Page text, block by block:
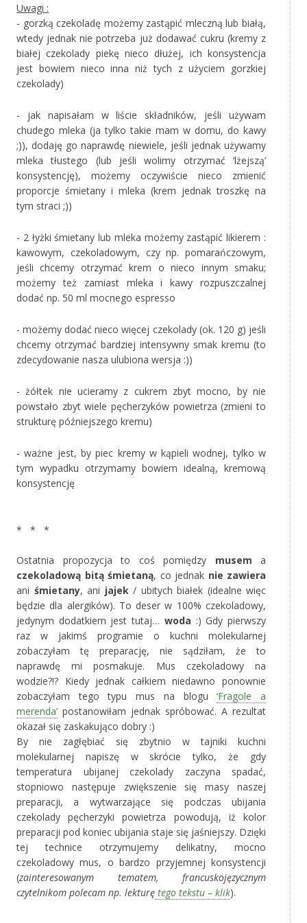
Uwagi :
- gorzką czekoladę możemy zastąpić mleczną lub białą,
wtedy jednak nie potrzeba już dodawać cukru (kremy z
białej czekolady piekę nieco dłużej, ich konsystencja
jest bowiem nieco inna niż tych z użyciem gorzkiej
czekolady)
- jak napisałam w liście składników, jeśli używam
chudego mleka (ja tylko takie mam w domu, do kawy
;)), dodaję go naprawdę niewiele, jeśli jednak używamy
mleka tłustego (lub jeśli wolimy otrzymać ‘lżejszą’
konsystencję), możemy oczywiście nieco zmienić
proporcje śmietany i mleka (krem jednak troszkę na
tym straci ;))
- 2 łyżki śmietany lub mleka możemy zastąpić likierem :
kawowym, czekoladowym, czy np. pomarańczowym,
jeśli chcemy otrzymać krem o nieco innym smaku;
możemy też zamiast mleka i kawy rozpuszczalnej
dodać np. 50 ml mocnego espresso
- możemy dodać nieco więcej czekolady (ok. 120 g) jeśli
chcemy otrzymać bardziej intensywny smak kremu (to
zdecydowanie nasza ulubiona wersja :))
- żółtek nie ucieramy z cukrem zbyt mocno, by nie
powstało zbyt wiele pęcherzyków powietrza (zmieni to
strukturę późniejszego kremu)
- ważne jest, by piec kremy w kąpieli wodnej, tylko w
tym wypadku otrzymamy bowiem idealną, kremową
konsystencję
* * *
Ostatnia propozycja to coś pomiędzy musem a
czekoladową bitą śmietaną, co jednak nie zawiera
ani śmietany, ani jajek / ubitych białek (idealne więc
będzie dla alergików). To deser w 100% czekoladowy,
jedynym dodatkiem jest tutaj… woda :) Gdy pierwszy
raz w jakimś programie o kuchni molekularnej
zobaczyłam tę preparację, nie sądziłam, że to
naprawdę mi posmakuje. Mus czekoladowy na
wodzie?!? Kiedy jednak całkiem niedawno ponownie
zobaczyłam tego typu mus na blogu‘Fragole a
merenda’ postanowiłam jednak spróbować. A rezultat
okazał się zaskakująco dobry :)
By nie zagłębiać się zbytnio w tajniki kuchni
molekularnej napiszę w skrócie tylko, że gdy
temperatura ubijanej czekolady zaczyna spadać,
stopniowo następuje zwiększenie się masy naszej
preparacji, a wytwarzające się podczas ubijania
czekolady pęcherzyki powietrza powodują, iż kolor
preparacji pod koniec ubijania staje się jaśniejszy. Dzięki
tej technice otrzymujemy delikatny, mocno
czekoladowy mus, o bardzo przyjemnej konsystencji
(zainteresowanym tematem, francuskojęzycznym
czytelnikom polecam np. lekturę tego tekstu – klik).